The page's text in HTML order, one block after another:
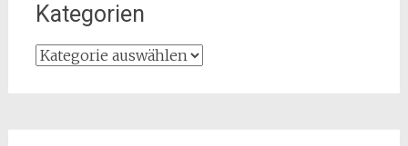
Kategorien
Kategorien